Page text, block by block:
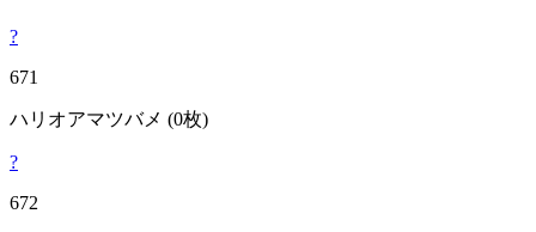
?
671
ハリオアマツバメ (0枚)
?
672